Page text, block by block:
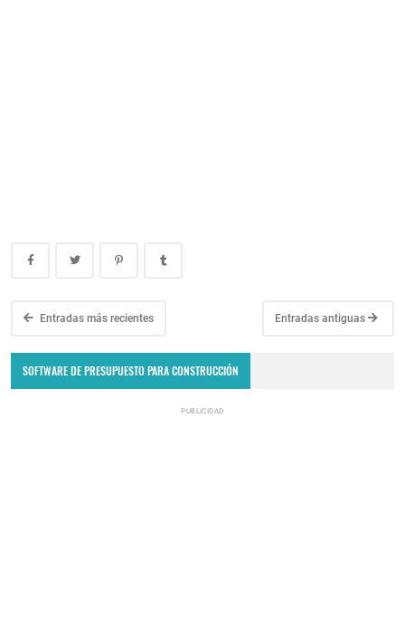
Entradas más recientes Entradas antiguas
SOFTWARE DE PRESUPUESTO PARA CONSTRUCCIÓN